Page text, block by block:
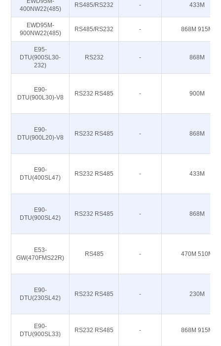
400NW22(485)
RS485/RS232 - 433M
EWD95M-
900NW22(485)
RS485/RS232 - 868M 915M
E95-
DTU(900SL30-
232)
RS232 - 868M
E90-
DTU(900L30)-V8
RS232 RS485 - 900M
E90-
DTU(900L20)-V8
RS232 RS485 - 868M
E90-
DTU(400SL47)
RS232 RS485 - 433M
E90-
DTU(900SL42)
RS232 RS485 - 868M
E53-
GW(470FMS22R)
RS485 - 470M 510M
E90-
DTU(230SL42)
RS232 RS485 - 230M
E90-
DTU(900SL33)
RS232 RS485 - 868M 915M